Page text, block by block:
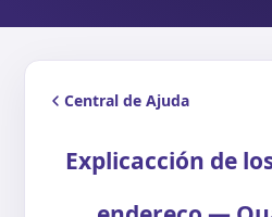
Central de Ajuda
Explicacción de